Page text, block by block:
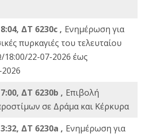
ΔΤ 6230c , Ενημέρωση για
πυρκαγιές του τελευταίου
22-07-2026 έως
ΔΤ 6230b , Επιβολή
σε Δράμα και Κέρκυρα
ΔΤ 6230a , Ενημέρωση για